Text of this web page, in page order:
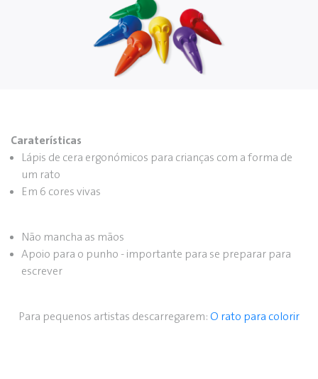
Caraterísticas
Lápis de cera ergonómicos para crianças com a forma de
um rato
Em 6 cores vivas
Não mancha as mãos
Apoio para o punho - importante para se preparar para
escrever
Para pequenos artistas descarregarem: O rato para colorir